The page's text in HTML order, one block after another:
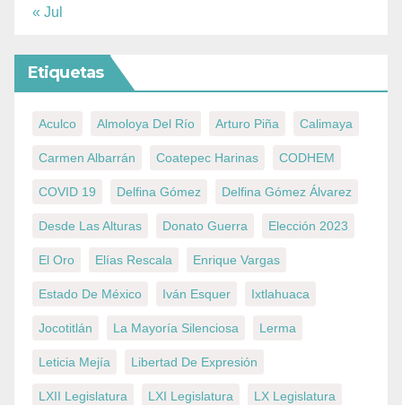
« Jul
Etiquetas
Aculco Almoloya Del Río Arturo Piña Calimaya
Carmen Albarrán Coatepec Harinas CODHEM
COVID 19 Delfina Gómez Delfina Gómez Álvarez
Desde Las Alturas Donato Guerra Elección 2023
El Oro Elías Rescala Enrique Vargas
Estado De México Iván Esquer Ixtlahuaca
Jocotitlán La Mayoría Silenciosa Lerma
Leticia Mejía Libertad De Expresión
LXII Legislatura LXI Legislatura LX Legislatura